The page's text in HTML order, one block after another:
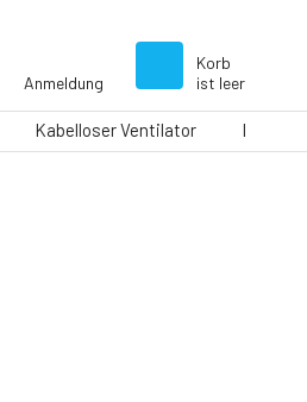
Anmeldung
Korb
ist leer
Kabelloser Ventilator